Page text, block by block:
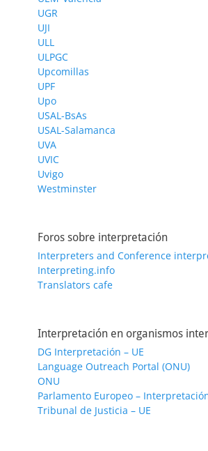
UGR
UJI
ULL
ULPGC
Upcomillas
UPF
Upo
USAL-BsAs
USAL-Salamanca
UVA
UVIC
Uvigo
Westminster
Foros sobre interpretación
Interpreters and Conference
Interpreting.info
Translators cafe
Interpretación en organismos
DG Interpretación – UE
Language Outreach Portal (ONU)
ONU
Parlamento Europeo –
Tribunal de Justicia – UE